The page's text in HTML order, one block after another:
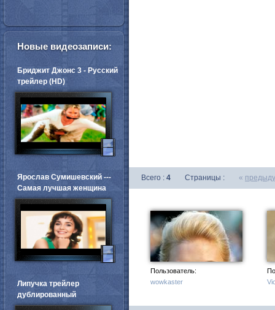
Всего : 4 Страницы : «
Пользователь:
wowkaster
Новые видеозаписи:
Бриджит Джонс 3 - Русский
трейлер (HD)
Ярослав Сумишевский ---
Самая лучшая женщина
Липучка трейлер
дублированный